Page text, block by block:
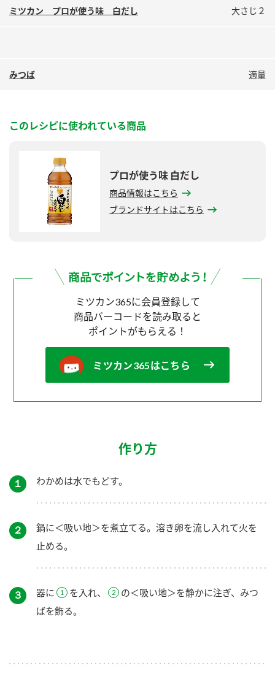
ミツカン プロが使う味 白だし 大さじ２
みつば 適量
このレシピに使われている商品
プロが使う味 白だし
商品情報はこちら
ブランドサイトはこちら
ミツカン365に会員登録して
商品バーコードを読み取ると
ポイントがもらえる！
ミツカン365はこちら
作り方
１ わかめは水でもどす。
２
鍋に＜吸い地＞を煮立てる。溶き卵を流し入れて火を
止める。
３ 器に を入れ、
の＜吸い地＞を静かに注ぎ、みつ
ばを飾る。